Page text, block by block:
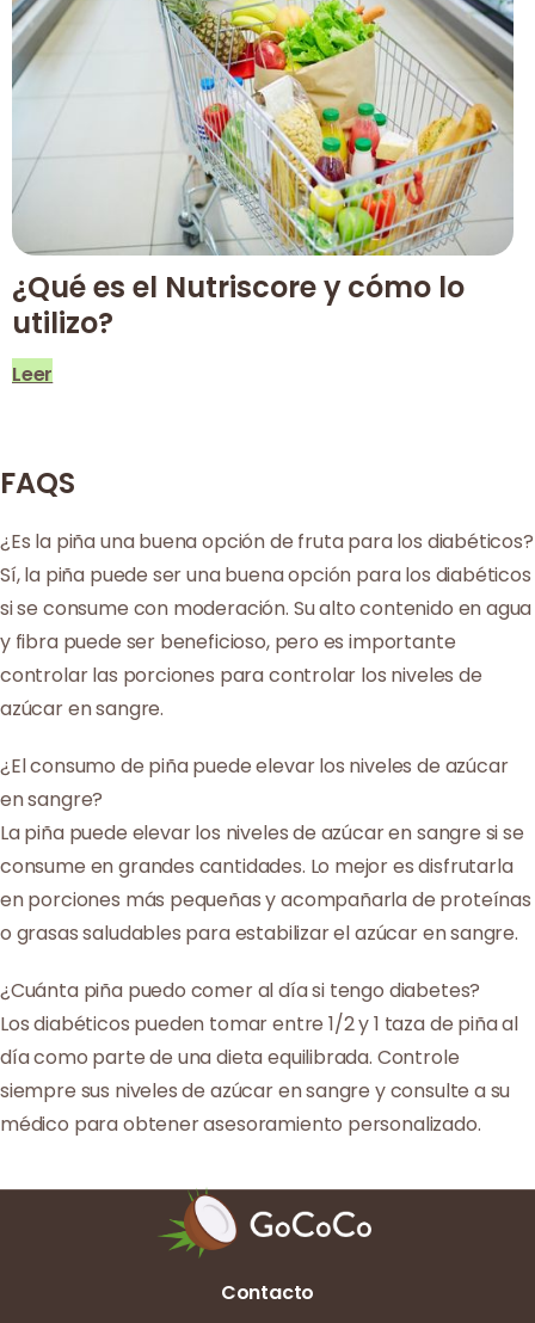
¿Qué es el Nutriscore y cómo lo
utilizo?
Leer
FAQS
¿Es la piña una buena opción de fruta para los diabéticos?
Sí, la piña puede ser una buena opción para los diabéticos
si se consume con moderación. Su alto contenido en agua
y fibra puede ser beneficioso, pero es importante
controlar las porciones para controlar los niveles de
azúcar en sangre.
¿El consumo de piña puede elevar los niveles de azúcar
en sangre?
La piña puede elevar los niveles de azúcar en sangre si se
consume en grandes cantidades. Lo mejor es disfrutarla
en porciones más pequeñas y acompañarla de proteínas
o grasas saludables para estabilizar el azúcar en sangre.
¿Cuánta piña puedo comer al día si tengo diabetes?
Los diabéticos pueden tomar entre 1/2 y 1 taza de piña al
día como parte de una dieta equilibrada. Controle
siempre sus niveles de azúcar en sangre y consulte a su
médico para obtener asesoramiento personalizado.
Contacto